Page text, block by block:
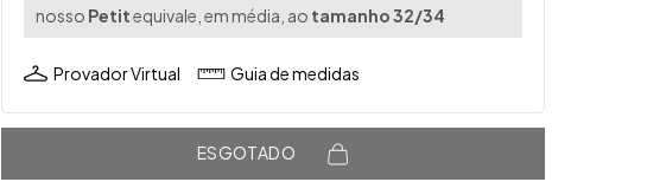
nosso Petitequivale, em média, ao tamanho 32/34
Provador Virtual Guia de medidas
ESGOTADO